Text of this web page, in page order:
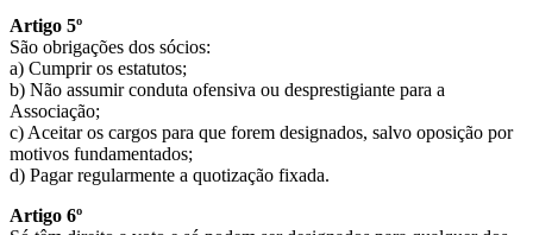
Artigo 5º
São obrigações dos sócios:
a) Cumprir os estatutos;
b) Não assumir conduta ofensiva ou desprestigiante para a
Associação;
c) Aceitar os cargos para que forem designados, salvo oposição por
motivos fundamentados;
d) Pagar regularmente a quotização fixada.
Artigo 6º